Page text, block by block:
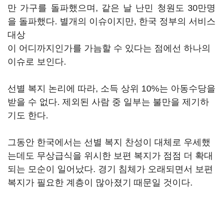
만 가구를 돌파했으며, 같은 날 난민 청원도 30만명
을 돌파했다. 별개의 이슈이지만, 한국 정부의 서비스
대상
이 어디까지인가를 가늠할 수 있다는 점에선 하나의
이슈로 보인다.
선별 복지 논리에 따라, 소득 상위 10%는 아동수당을
받을 수 없다. 제외된 사람 중 일부는 불만을 제기하
기도 한다.
그동안 한국에서는 선별 복지 찬성이 대체로 우세했
는데도 무상급식을 위시한 보편 복지가 점점 더 확대
되는 모순이 일어났다. 경기 침체가 오래되면서 보편
복지가 필요한 계층이 많아졌기 때문일 것이다.